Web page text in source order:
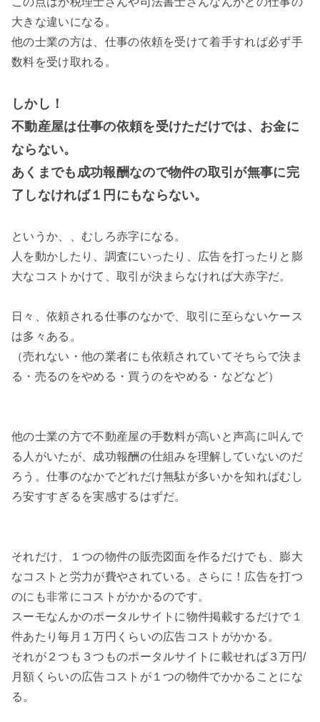
大きな違いになる。
他の士業の方は、仕事の依頼を受けて着手すれば必ず手
数料を受け取れる。
しかし！
不動産屋は仕事の依頼を受けただけでは、お金に
ならない。
あくまでも成功報酬なので物件の取引が無事に完
了しなければ１円にもならない。
というか、、むしろ赤字になる。
人を動かしたり、調査にいったり、広告を打ったりと膨
大なコストかけて、取引が決まらなければ大赤字だ。
日々、依頼される仕事のなかで、取引に至らないケース
は多々ある。
（売れない・他の業者にも依頼されていてそちらで決ま
る・売るのをやめる・買うのをやめる・などなど）
他の士業の方で不動産屋の手数料が高いと声高に叫んで
る人がいたが、成功報酬の仕組みを理解していないのだ
ろう。仕事のなかでどれだけ無駄が多いかを知ればむし
ろ安すすぎるを実感するはずだ。
それだけ、１つの物件の販売図面を作るだけでも、膨大
なコストと労力が費やされている。さらに！広告を打つ
のにも非常にコストがかかるのです。
スーモなんかのポータルサイトに物件掲載するだけで１
件あたり毎月１万円くらいの広告コストがかかる。
それが２つも３つものポータルサイトに載せれば３万円/
月額くらいの広告コストが１つの物件でかかることにな
る。